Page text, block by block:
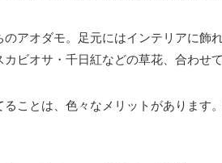
アオダモ。足元にはインテリアに
ビオサ・千日紅などの草花、合わせ
ことは、色々なメリットがあります